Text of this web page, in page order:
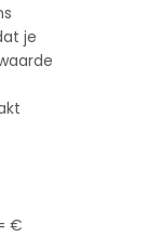
je
€